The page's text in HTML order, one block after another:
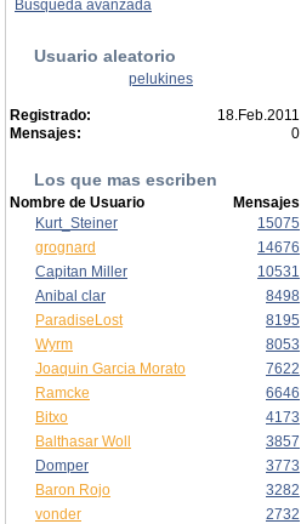
Búsqueda avanzada
Usuario aleatorio
pelukines
Registrado:
18.Feb.2011
Mensajes:
0
Los que mas escriben
Nombre de Usuario
Mensajes
Kurt_Steiner
15075
grognard
14676
Capitan Miller
10531
Anibal clar
8498
ParadiseLost
8195
Wyrm
8053
Joaquin Garcia Morato
7622
Ramcke
6646
Bitxo
4173
Balthasar Woll
3857
Domper
3773
Baron Rojo
3282
vonder
2732